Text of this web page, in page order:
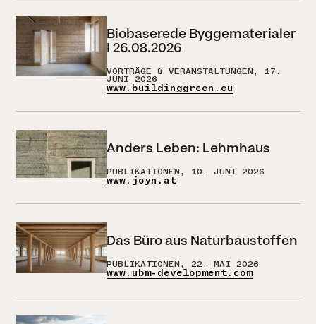
Biobaserede Byggematerialer
I 26.08.2026
VORTRÄGE & VERANSTALTUNGEN, 17.
JUNI 2026
www.buildinggreen.eu
Anders Leben: Lehmhaus
PUBLIKATIONEN, 10. JUNI 2026
www.joyn.at
Das Büro aus Naturbaustoffen
PUBLIKATIONEN, 22. MAI 2026
www.ubm-development.com